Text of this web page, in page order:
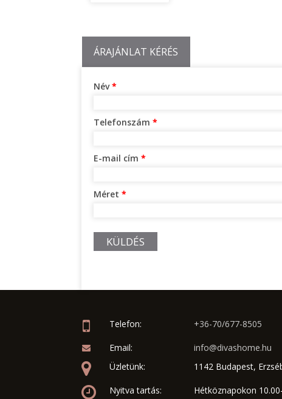
ÁRAJÁNLAT KÉRÉS
Név*
Telefonszám *
E-mail cím *
Méret *
KÜLDÉS
Telefon: +36-70/677-8505
Email:
info@divashome.hu
Üzletünk:
1142 Budapest,
Nyitva tartás:
Hétköznapokon